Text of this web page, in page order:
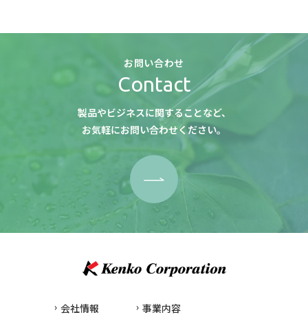
お問い合わせ
Contact
製品やビジネスに関することなど、
お気軽にお問い合わせください。
会社情報 事業内容